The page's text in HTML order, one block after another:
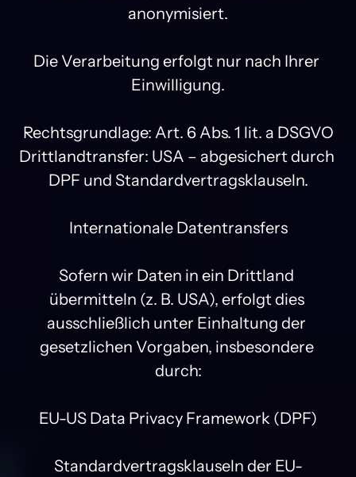
anonymisiert.
Die Verarbeitung erfolgt nur nach Ihrer
Einwilligung.
Rechtsgrundlage: Art. 6 Abs. 1 lit. a DSGVO
Drittlandtransfer: USA – abgesichert durch
DPF und Standardvertragsklauseln.
Internationale Datentransfers
Sofern wir Daten in ein Drittland
übermitteln (z. B. USA), erfolgt dies
ausschließlich unter Einhaltung der
gesetzlichen Vorgaben, insbesondere
durch:
EU-US Data Privacy Framework (DPF)
Standardvertragsklauseln der EU-